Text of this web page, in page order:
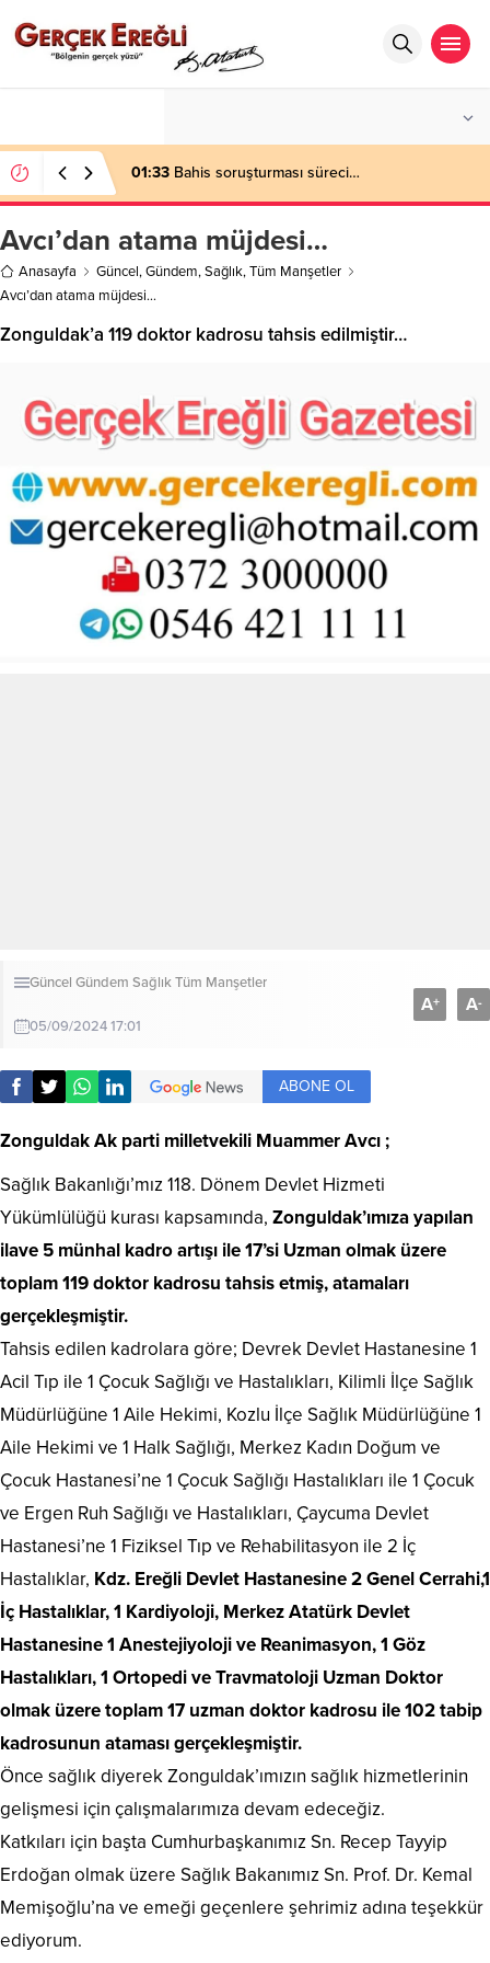
01:33 Bahis soruşturması süreci…
Avcı’dan atama müjdesi…
Anasayfa Güncel,Gündem,Sağlık,Tüm Manşetler
Avcı’dan atama müjdesi…
Zonguldak’a 119 doktor kadrosu tahsis edilmiştir…
Güncel Gündem SağlıkTüm Manşetler
05/09/2024 17:01
A+ A-
ABONE OL
Zonguldak Ak parti milletvekili Muammer Avcı ;
Sağlık Bakanlığı’mız 118. Dönem Devlet Hizmeti
Yükümlülüğü kurası kapsamında, Zonguldak’ımıza yapılan
ilave 5 münhal kadro artışı ile 17’si Uzman olmak üzere
toplam 119 doktor kadrosu tahsis etmiş, atamaları
gerçekleşmiştir.
Tahsis edilen kadrolara göre; Devrek Devlet Hastanesine 1
Acil Tıp ile 1 Çocuk Sağlığı ve Hastalıkları, Kilimli İlçe Sağlık
Müdürlüğüne 1 Aile Hekimi, Kozlu İlçe Sağlık Müdürlüğüne 1
Aile Hekimi ve 1 Halk Sağlığı, Merkez Kadın Doğum ve
Çocuk Hastanesi’ne 1 Çocuk Sağlığı Hastalıkları ile 1 Çocuk
ve Ergen Ruh Sağlığı ve Hastalıkları, Çaycuma Devlet
Hastanesi’ne 1 Fiziksel Tıp ve Rehabilitasyon ile 2 İç
Hastalıklar, Kdz. Ereğli Devlet Hastanesine 2 Genel Cerrahi,1
İç Hastalıklar, 1 Kardiyoloji, Merkez Atatürk Devlet
Hastanesine 1 Anestejiyoloji ve Reanimasyon, 1 Göz
Hastalıkları, 1 Ortopedi ve Travmatoloji Uzman Doktor
olmak üzere toplam 17 uzman doktor kadrosu ile 102 tabip
kadrosunun ataması gerçekleşmiştir.
Önce sağlık diyerek Zonguldak’ımızın sağlık hizmetlerinin
gelişmesi için çalışmalarımıza devam edeceğiz.
Katkıları için başta Cumhurbaşkanımız Sn. Recep Tayyip
Erdoğan olmak üzere Sağlık Bakanımız Sn. Prof. Dr. Kemal
Memişoğlu’na ve emeği geçenlere şehrimiz adına teşekkür
ediyorum.